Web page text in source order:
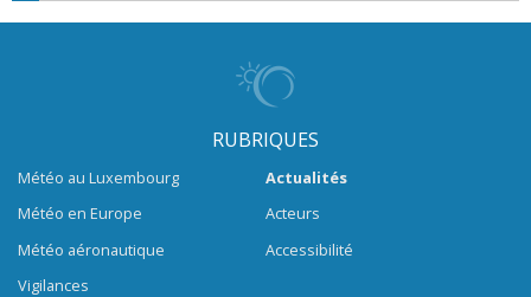
RUBRIQUES
Météo au Luxembourg
Météo en Europe
Météo aéronautique
Vigilances
Actualités
Acteurs
Accessibilité